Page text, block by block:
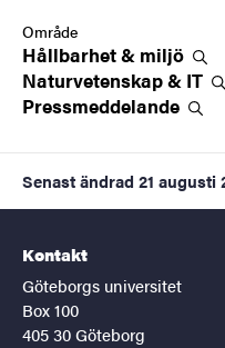
Område
Hållbarhet & miljö
Naturvetenskap & IT
Pressmeddelande
Senast ändrad 21 augusti
Kontakt
Göteborgs universitet
Box 100
405 30 Göteborg